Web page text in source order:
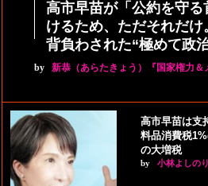
高市早苗が「公約を守
けるため、ただそれだ
背負わされた“極めて政
by 新恭（あらたきょう）『国家権力
高市早苗は支
料品消費税
の大増税
by 小林よしの